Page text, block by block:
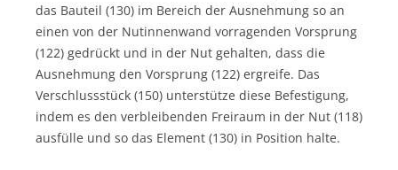
das Bauteil (130) im Bereich der Ausnehmung so an
einen von der Nutinnenwand vorragenden Vorsprung
(122) gedrückt und in der Nut gehalten, dass die
Ausnehmung den Vorsprung (122) ergreife. Das
Verschlussstück (150) unterstütze diese Befestigung,
indem es den verbleibenden Freiraum in der Nut (118)
ausfülle und so das Element (130) in Position halte.